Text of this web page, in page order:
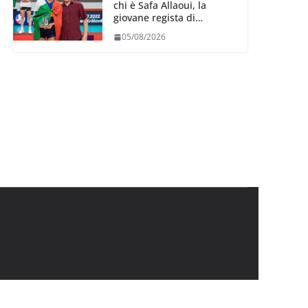
chi è Safa Allaoui, la
giovane regista di
collegiale di Cavalese
05/08/2026